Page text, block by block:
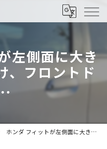
左側面に大き
、フロントド
ホンダ フィットが左側面に大きなダメージを受け、フロントドア...